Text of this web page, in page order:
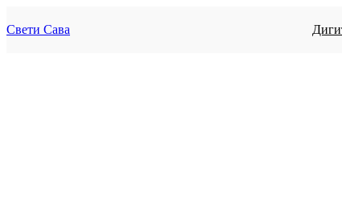
to
Свети Сава